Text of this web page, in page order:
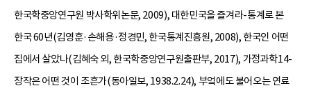
한국학중앙연구원 박사학위논문, 2009), 대한민국을 즐겨라-통계로 본
한국 60년(김영훈·손해용·정경민, 한국통계진흥원, 2008), 한국인 어떤
집에서 살았나(김혜숙 외, 한국학중앙연구원출판부, 2017), 가정과학14-
장작은 어떤 것이 조흔가(동아일보, 1938.2.24), 부엌에도 불어오는 연료